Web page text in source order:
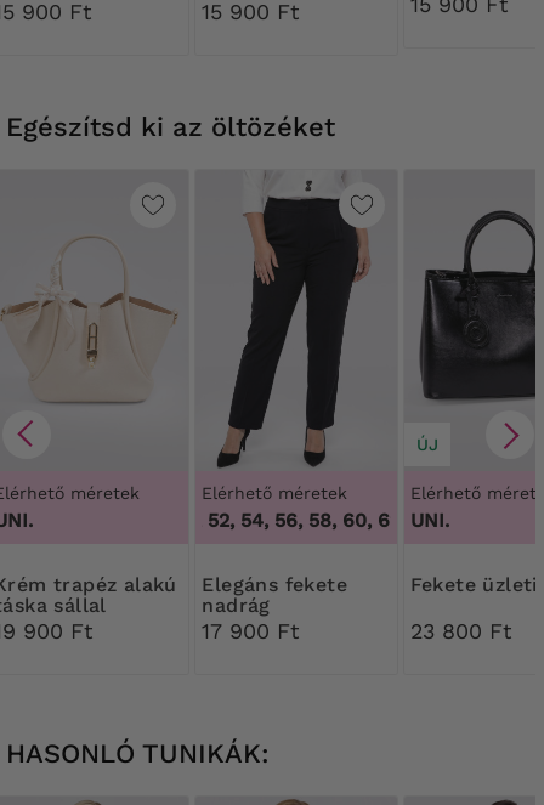
900 Ft
mintákkal
15 900 Ft
Egészítsd ki az öltözéket
méretek
alakú
sállal
900 Ft
Elérhető méretek
48, 50, 52, 54, 56, 58, 60, 62, 64,48, 50, 52,
Elegáns fekete
nadrág
gyűrődésekkel
17 900 Ft
ÚJ
Elérhető
UNI.
Fekete
23 800 Ft
HASONLÓ TUNIKÁK: